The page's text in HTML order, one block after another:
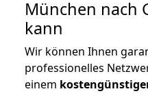
München nach
kann
Wir können Ihnen
professionelles
einem